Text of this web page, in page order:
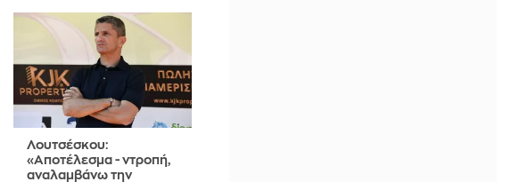
Λουτσέσκου:
«Aποτέλεσμα - ντροπή,
αναλαμβάνω την